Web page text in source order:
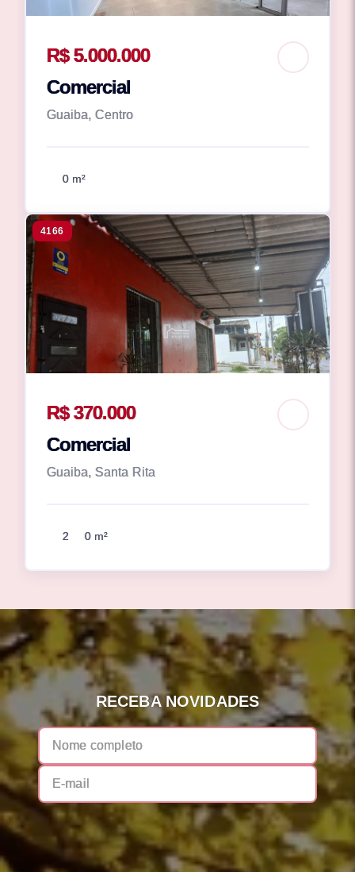
R$ 5.000.000
Comercial
Guaiba, Centro
0 m²
4166
R$ 370.000
Comercial
Guaiba, Santa Rita
2 0 m²
RECEBA NOVIDADES